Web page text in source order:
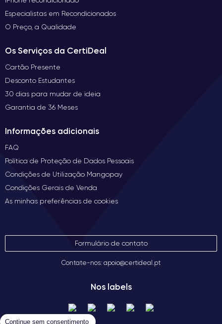
Especialistas em Recondicionados
O Preço, a Qualidade
Os Serviços da CertiDeal
Cartão Presente
Desconto Estudantes
30 dias para mudar de ideia
Garantia de 36 Meses
Informações adicionais
FAQ
Política de Proteção de Dados Pessoais
Condições de Utilização Mangopay
Condições Gerais de Venda
As minhas preferências de cookies
Formulário de contato
Contate-nos: apoio@certideal.pt
Nos labels
Continue sem consentimento